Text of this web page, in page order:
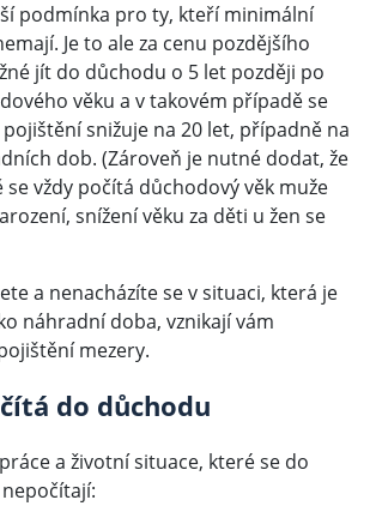
podmínka pro ty, kteří minimální
Je to ale za cenu pozdějšího
jít do důchodu o 5 let později po
věku a v takovém případě se
snižuje na 20 let, případně na
dob. (Zároveň je nutné dodat, že
vždy počítá důchodový věk muže
snížení věku za děti u žen se
a nenacházíte se v situaci, která je
náhradní doba, vznikají vám
mezery.
do důchodu
a životní situace, které se do